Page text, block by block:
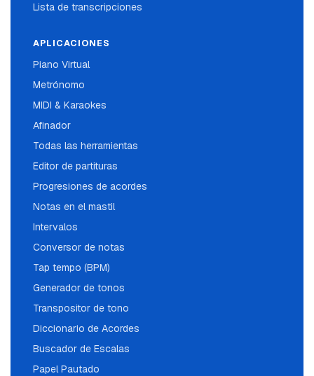
Lista de transcripciones
APLICACIONES
Piano Virtual
Metrónomo
MIDI & Karaokes
Afinador
Todas las herramientas
Editor de partituras
Progresiones de acordes
Notas en el mastil
Intervalos
Conversor de notas
Tap tempo (BPM)
Generador de tonos
Transpositor de tono
Diccionario de Acordes
Buscador de Escalas
Papel Pautado